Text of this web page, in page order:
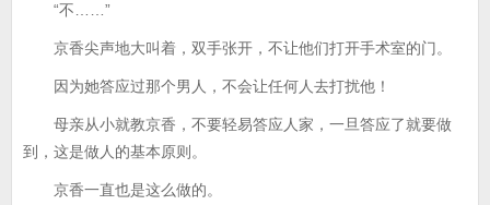
“不……”
京香尖声地大叫着，双手张开，不让他们打开手术室的门。
因为她答应过那个男人，不会让任何人去打扰他！
母亲从小就教京香，不要轻易答应人家，一旦答应了就要做
到，这是做人的基本原则。
京香一直也是这么做的。